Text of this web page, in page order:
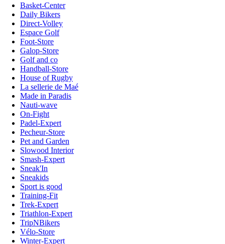
Basket-Center
Daily Bikers
Direct-Volley
Espace Golf
Foot-Store
Galop-Store
Golf and co
Handball-Store
House of Rugby
La sellerie de Maé
Made in Paradis
Nauti-wave
On-Fight
Padel-Expert
Pecheur-Store
Pet and Garden
Slowood Interior
Smash-Expert
Sneak'In
Sneakids
Sport is good
Training-Fit
Trek-Expert
Triathlon-Expert
TripNBikers
Vélo-Store
Winter-Expert